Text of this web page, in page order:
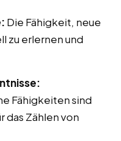
Die Fähigkeit, neue
zu erlernen und
Fähigkeiten sind
Zählen von